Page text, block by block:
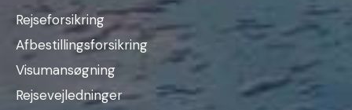
Rejseforsikring
Afbestillingsforsikring
Visumansøgning
Rejsevejledninger